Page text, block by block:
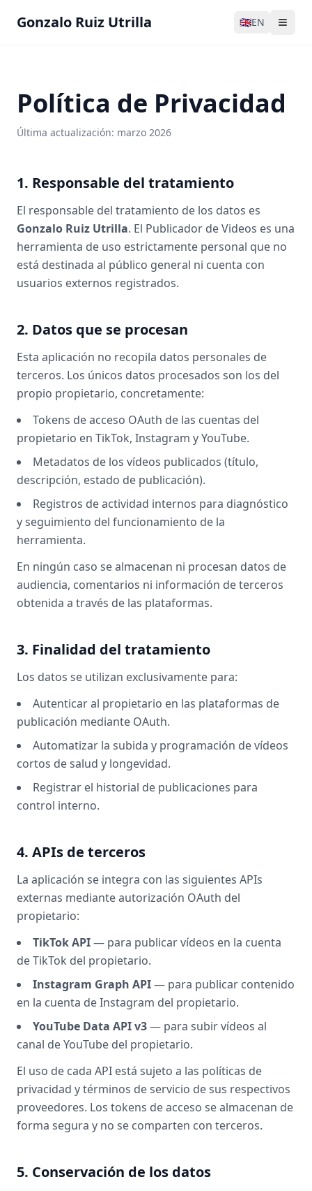
Gonzalo Ruiz Utrilla 🇬🇧EN
Política de Privacidad
Última actualización: marzo 2026
1. Responsable del tratamiento
El responsable del tratamiento de los datos es
Gonzalo Ruiz Utrilla. El Publicador de Videos es una
herramienta de uso estrictamente personal que no
está destinada al público general ni cuenta con
usuarios externos registrados.
2. Datos que se procesan
Esta aplicación no recopila datos personales de
terceros. Los únicos datos procesados son los del
propio propietario, concretamente:
Tokens de acceso OAuth de las cuentas del
propietario en TikTok, Instagram y YouTube.
Metadatos de los vídeos publicados (título,
descripción, estado de publicación).
Registros de actividad internos para diagnóstico
y seguimiento del funcionamiento de la
herramienta.
En ningún caso se almacenan ni procesan datos de
audiencia, comentarios ni información de terceros
obtenida a través de las plataformas.
3. Finalidad del tratamiento
Los datos se utilizan exclusivamente para:
Autenticar al propietario en las plataformas de
publicación mediante OAuth.
Automatizar la subida y programación de vídeos
cortos de salud y longevidad.
Registrar el historial de publicaciones para
control interno.
4. APIs de terceros
La aplicación se integra con las siguientes APIs
externas mediante autorización OAuth del
propietario:
TikTok API— para publicar vídeos en la cuenta
de TikTok del propietario.
Instagram Graph API— para publicar contenido
en la cuenta de Instagram del propietario.
YouTube Data API v3— para subir vídeos al
canal de YouTube del propietario.
El uso de cada API está sujeto a las políticas de
privacidad y términos de servicio de sus respectivos
proveedores. Los tokens de acceso se almacenan de
forma segura y no se comparten con terceros.
5. Conservación de los datos